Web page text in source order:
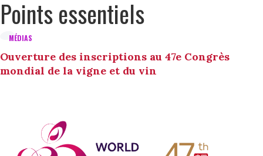
Points essentiels
MÉDIAS
Ouverture des inscriptions au 47e Congrès
mondial de la vigne et du vin